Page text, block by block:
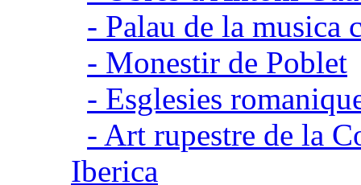
- Palau de la musica
- Monestir de Poblet
- Esglesies
- Art rupestre de la
Iberica